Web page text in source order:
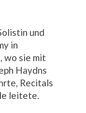
und
in
wo sie mit
Haydns
Recitals
leitete.